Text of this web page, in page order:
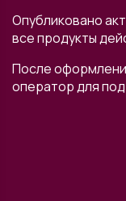
Опубликовано
все продукты
После
оператор для